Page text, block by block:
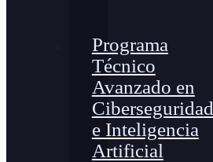
Programa
Técnico
Avanzado en
Ciberseguridad
e Inteligencia
Artificial